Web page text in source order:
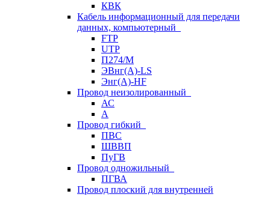
КВК
Кабель информационный для передачи
данных, компьютерный
FTP
UTP
П274/М
ЭВнг(А)-LS
Энг(А)-HF
Провод неизолированный
АС
А
Провод гибкий
ПВС
ШВВП
ПуГВ
Провод одножильный
ПГВА
Провод плоский для внутренней